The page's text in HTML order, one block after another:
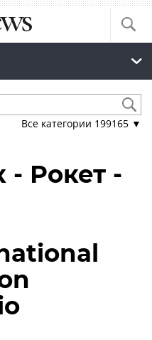
Все категории 199165 ▼
- Рокет -